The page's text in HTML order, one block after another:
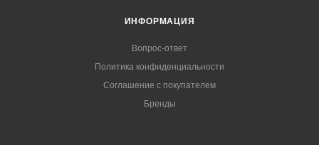
ИНФОРМАЦИЯ
Вопрос-ответ
Политика конфиденциальности
Соглашение с покупателем
Бренды